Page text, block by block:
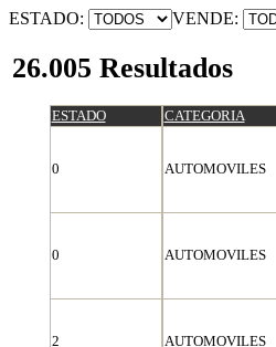
ESTADO: VENDE:
26.005 Resultados
ESTADO CATEGORIA
0 AUTOMOVILES
0 AUTOMOVILES
2 AUTOMOVILES